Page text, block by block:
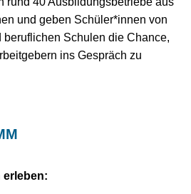
und geben Schüler*innen von
Schulen die Chance,
ins Gespräch zu
erleben: